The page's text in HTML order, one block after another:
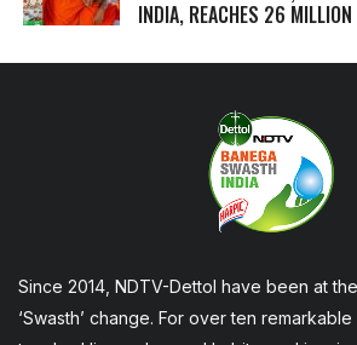
INDIA, REACHES 26 MILLION
Since 2014, NDTV-Dettol have been at
‘Swasth’ change. For over ten